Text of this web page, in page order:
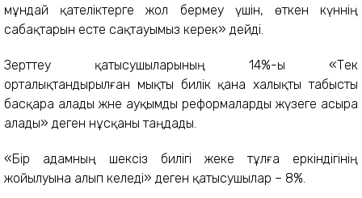
мұндай қателіктерге жол бермеу үшін, өткен күннің
сабақтарын есте сақтауымыз керек» дейді.
Зерттеу қатысушыларының 14%-ы «Тек
орталықтандырылған мықты билік қана халықты табысты
басқара алады және ауқымды реформаларды жүзеге асыра
алады» деген нұсқаны таңдады.
«Бір адамның шексіз билігі жеке тұлға еркіндігінің
жойылуына алып келеді» деген қатысушылар – 8%.